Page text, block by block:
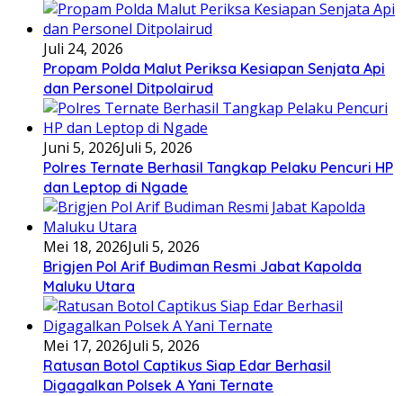
Juli 24, 2026
Propam Polda Malut Periksa Kesiapan Senjata Api
dan Personel Ditpolairud
Juni 5, 2026Juli 5, 2026
Polres Ternate Berhasil Tangkap Pelaku Pencuri HP
dan Leptop di Ngade
Mei 18, 2026Juli 5, 2026
Brigjen Pol Arif Budiman Resmi Jabat Kapolda
Maluku Utara
Mei 17, 2026Juli 5, 2026
Ratusan Botol Captikus Siap Edar Berhasil
Digagalkan Polsek A Yani Ternate